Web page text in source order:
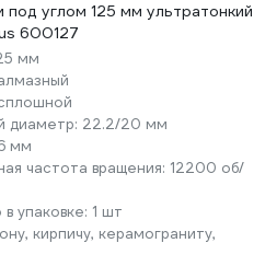
под углом 125 мм ультратонкий
600127
мм
диаметр: 22.2/20 мм
мм
частота вращения: 12200 об/
упаковке: 1 шт
кирпичу, керамограниту,